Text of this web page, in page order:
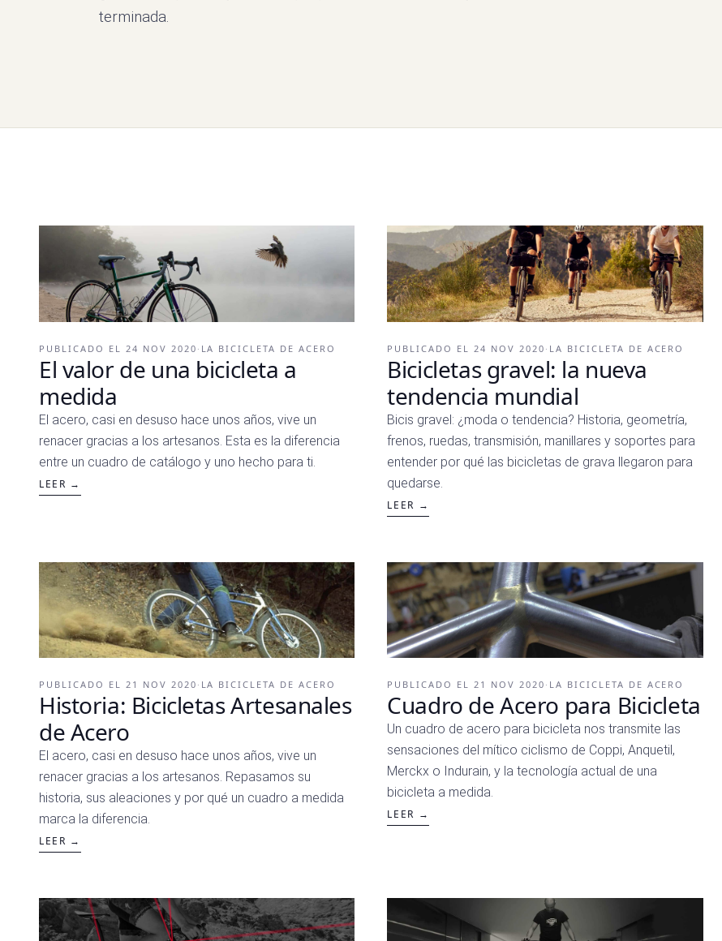
terminada.
PUBLICADO EL 24 NOV 2020 · LA BICICLETA DE ACERO
El valor de una bicicleta a
medida
El acero, casi en desuso hace unos años, vive un
renacer gracias a los artesanos. Esta es la diferencia
entre un cuadro de catálogo y uno hecho para ti.
LEER →
PUBLICADO EL 24 NOV 2020 · LA BICICLETA DE ACERO
Bicicletas gravel: la nueva
tendencia mundial
Bicis gravel: ¿moda o tendencia? Historia, geometría,
frenos, ruedas, transmisión, manillares y soportes para
entender por qué las bicicletas de grava llegaron para
quedarse.
LEER →
PUBLICADO EL 21 NOV 2020 · LA BICICLETA DE ACERO
Historia: Bicicletas Artesanales
de Acero
El acero, casi en desuso hace unos años, vive un
renacer gracias a los artesanos. Repasamos su
historia, sus aleaciones y por qué un cuadro a medida
marca la diferencia.
LEER →
PUBLICADO EL21 NOV 2020 · LA BICICLETA DE ACERO
Cuadro de Acero para Bicicleta
Un cuadro de acero para bicicleta nos transmite las
sensaciones del mítico ciclismo de Coppi, Anquetil,
Merckx o Indurain, y la tecnología actual de una
bicicleta a medida.
LEER →